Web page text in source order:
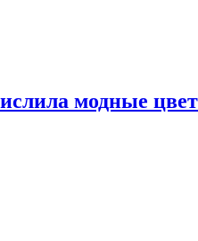
модные